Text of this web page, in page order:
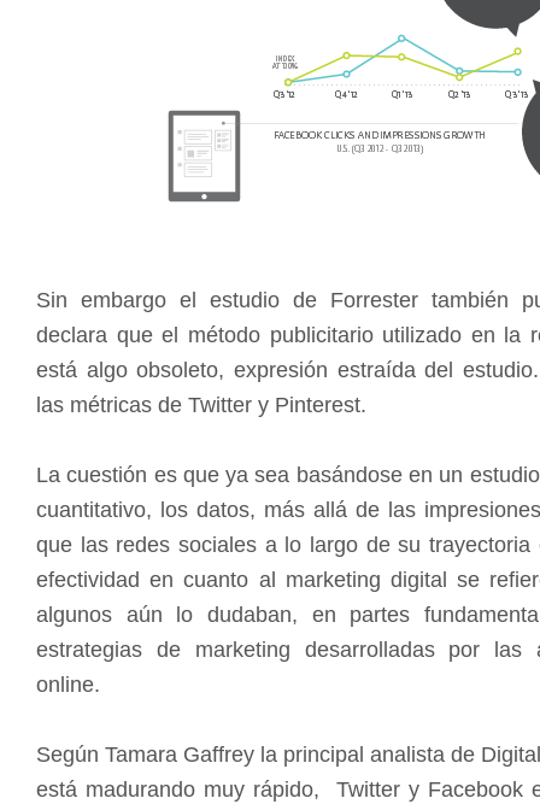
Sin embargo el estudio de Forrester también
declara que el método publicitario utilizado en la
está algo obsoleto, expresión estraída del
las métricas de Twitter y Pinterest.
La cuestión es que ya sea basándose en un
cuantitativo, los datos, más allá de las
que las redes sociales a lo largo de su trayectoria
efectividad en cuanto al marketing digital se
algunos aún lo dudaban, en partes
estrategias de marketing desarrolladas por las
online.
Según Tamara Gaffrey la principal analista de
está madurando muy rápido, Twitter y Facebook